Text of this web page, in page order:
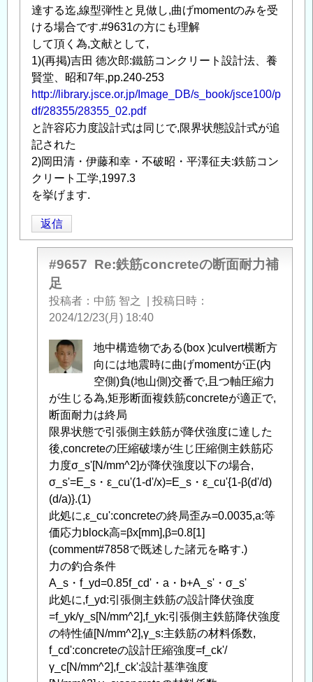
力、
応
力
度
に
つ
い
て」
へ
の
返
信
達する迄,線型弾性と見做し,曲げmomentのみを受
ける場合です.#9631の方にも理解
して頂く為,文献として,
1)(再掲)吉田 徳次郎:鐵筋コンクリート設計法、養
賢堂、昭和7年,pp.240-253
http://library.jsce.or.jp/Image_DB/s_book/jsce100/p
df/28355/28355_02.pdf
と許容応力度設計式は同じで,限界状態設計式が追
記された
2)岡田清・伊藤和幸・不破昭・平澤征夫:鉄筋コン
クリート工学,1997.3
を挙げます.
返信
#9657 Re:鉄筋concreteの断面耐力補
足
投稿者 中筋 智之
投稿日時
2024/12/23(月) 18:40
中
筋
之
に
よ
る
「 Re:
鉄
筋
concrete
の
断
面
耐
力,
応
力
度
補
地中構造物である(box )culvert横断方
向には地震時に曲げmomentが正(内
空側)負(地山側)交番で,且つ軸圧縮力
が生じる為,矩形断面複鉄筋concreteが適正で,
断面耐力は終局
限界状態で引張側主鉄筋が降伏強度に達した
後,concreteの圧縮破壊が生じ圧縮側主鉄筋応
力度σ_s'[N/mm^2]が降伏強度以下の場合,
σ_s'=E_s・ε_cu'(1-d'/x)=E_s・ε_cu'{1-β(d'/d)
(d/a)}.(1)
此処に,ε_cu':concreteの終局歪み=0.0035,a:等
価応力block高=βx[mm],β=0.8[1]
(comment#7858で既述した諸元を略す.)
力の釣合条件
A_s・f_yd=0.85f_cd'・a・b+A_s'・σ_s'
此処に,f_yd:引張側主鉄筋の設計降伏強度
=f_yk/γ_s[N/mm^2],f_yk:引張側主鉄筋降伏強度
の特性値[N/mm^2],γ_s:主鉄筋の材料係数,
f_cd':concreteの設計圧縮強度=f_ck'/
γ_c[N/mm^2],f_ck':設計基準強度